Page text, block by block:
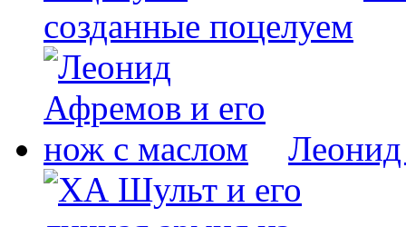
созданные поцелуем